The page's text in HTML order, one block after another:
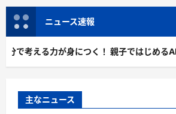
プ
ン
メ
ュ
ー
ニュース速報
が身につく！ 親子ではじめるAI学習法
主なニュース